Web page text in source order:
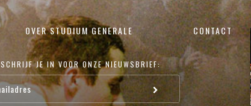
OVER STUDIUM GENERALE CONTACT
SCHRIJF JE IN VOOR ONZE NIEUWSBRIEF: